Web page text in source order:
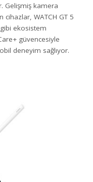
Gelişmiş kamera
cihazlar, WATCH GT 5
gibi ekosistem
güvencesiyle
deneyim sağlıyor.